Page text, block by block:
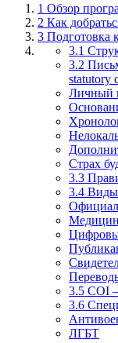
1 Обзор
2 Как
3 Подготовка
3.1
3.2
statutory
Личный
Страх
3.3
3.4 Виды
3.5 COI
3.6
ЛГБТ